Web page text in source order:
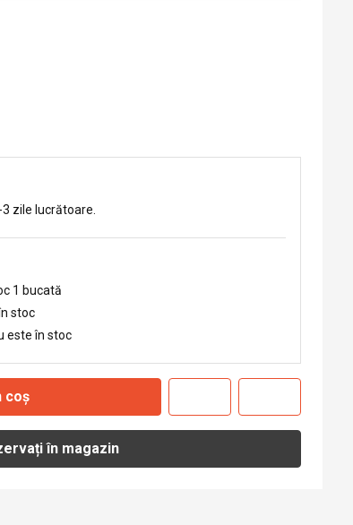
zile lucrătoare.
1 bucată
stoc
este în stoc
coș
în magazin